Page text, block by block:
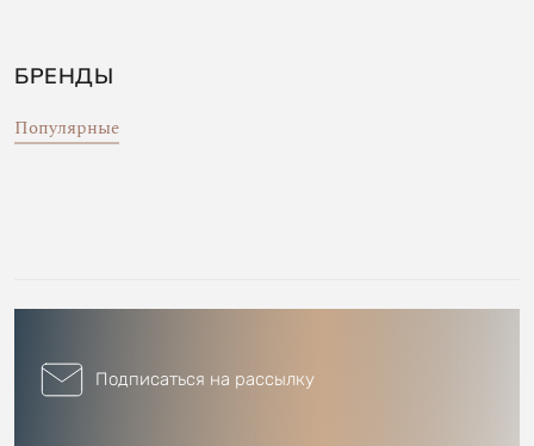
БРЕНДЫ
Популярные
Подписаться на рассылку